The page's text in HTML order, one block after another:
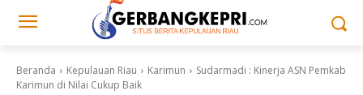
Beranda Kepulauan Riau Karimun
Sudarmadi : Kinerja ASN Pemkab
Karimun di Nilai Cukup Baik